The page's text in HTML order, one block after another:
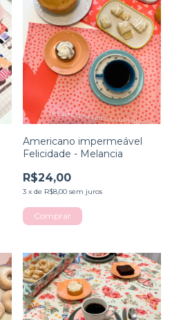
Americano impermeável
Felicidade - Melancia
R$24,00
3 x de R$8,00 sem juros
Comprar